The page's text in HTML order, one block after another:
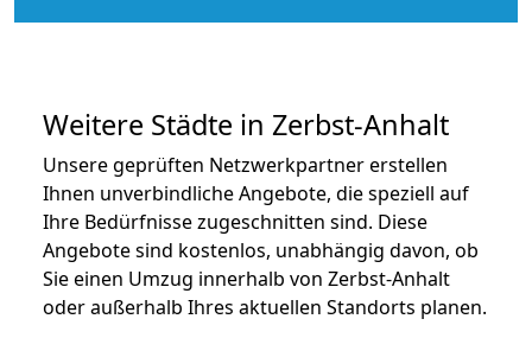
Weitere Städte in Zerbst-Anhalt
Unsere geprüften Netzwerkpartner erstellen
Ihnen unverbindliche Angebote, die speziell auf
Ihre Bedürfnisse zugeschnitten sind. Diese
Angebote sind kostenlos, unabhängig davon, ob
Sie einen Umzug innerhalb von Zerbst-Anhalt
oder außerhalb Ihres aktuellen Standorts planen.